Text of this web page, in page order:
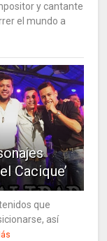
y cantante
el mundo a
Cacique’
que
así